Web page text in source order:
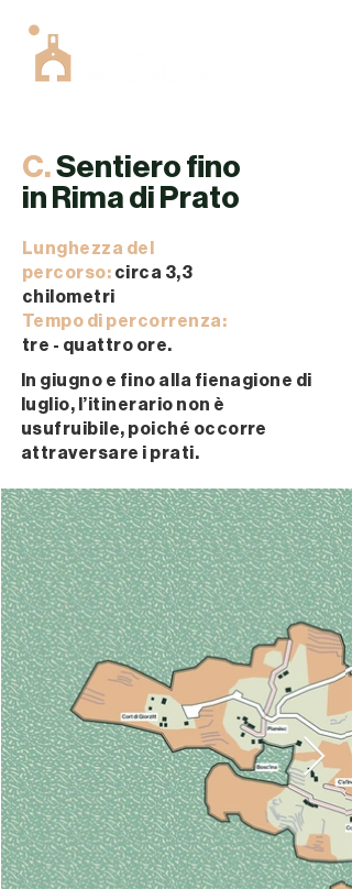
C.Sentiero fino
in Rima di Prato
Lunghezza del
percorso: circa 3,3
chilometri
Tempo di percorrenza:
tre - quattro ore.
In giugno e fino alla fienagione di
luglio, l’itinerario non è
usufruibile, poiché occorre
attraversare i prati.